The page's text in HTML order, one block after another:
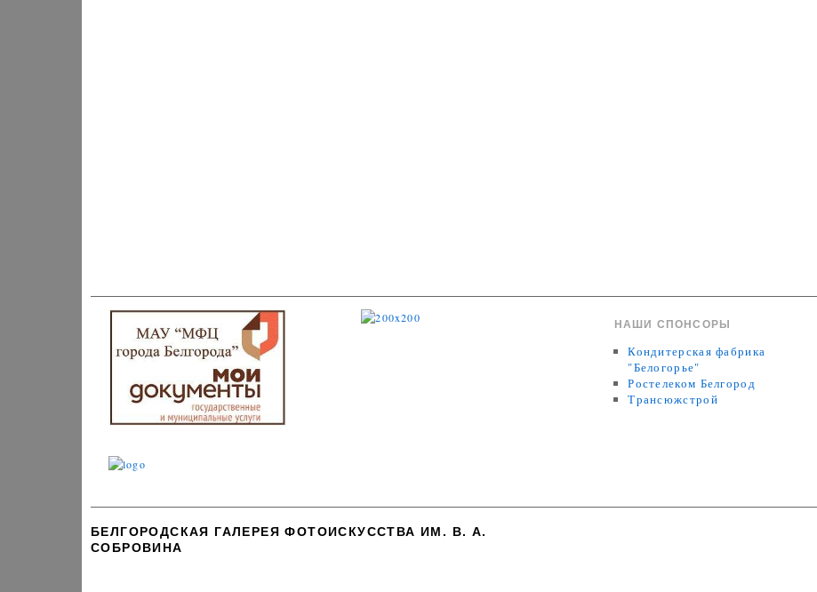
НАШИ СПОНСОРЫ
Кондитерская фабрика
"Белогорье"
Ростелеком Белгород
Трансюжстрой
БЕЛГОРОДСКАЯ ГАЛЕРЕЯ ФОТОИСКУССТВА ИМ. В. А.
СОБРОВИНА